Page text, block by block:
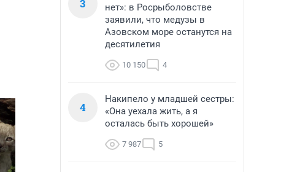
3
нет»: в Росрыболовстве
заявили, что медузы в
Азовском море останутся на
десятилетия
10 150 4
4
Накипело у младшей сестры:
«Она уехала жить, а я
осталась быть хорошей»
7 987 5